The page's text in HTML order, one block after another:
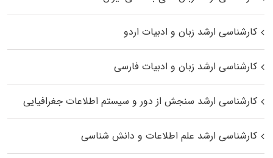
کارشناسی ارشد زبان و ادبیات اردو
کارشناسی ارشد زبان و ادبیات فارسی
کارشناسی ارشد سنجش از دور و سیستم اطلاعات جغرافیایی
کارشناسی ارشد علم اطلاعات و دانش شناسی